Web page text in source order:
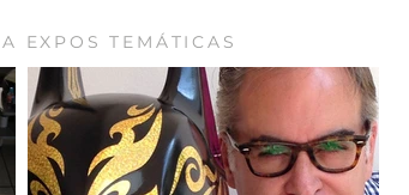
EXPOS TEMÁTICAS